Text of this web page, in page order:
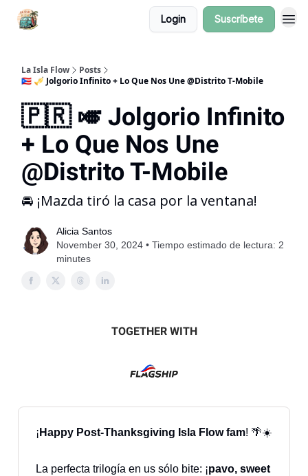
Login Suscríbete
La Isla Flow
Posts
🇵🇷 🎺 Jolgorio Infinito + Lo Que Nos Une @Distrito T-Mobile
🇵🇷 🎺 Jolgorio Infinito
+ Lo Que Nos Une
@Distrito T-Mobile
🚘 ¡Mazda tiró la casa por la ventana!
Alicia Santos
November 30, 2024 • Tiempo estimado de lectura: 2
minutes
TOGETHER WITH
¡ Happy Post-Thanksgiving Isla Flow fam! 🌴☀️
La perfecta trilogía en us sólo bite: ¡pavo, sweet